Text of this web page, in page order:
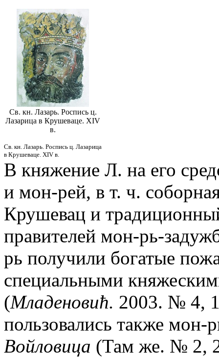
Св. кн. Лазарь. Роспись ц.
Лазарица в Крушеваце. XIV
в.
Св. кн. Лазарь. Роспись ц. Лазарица
в Крушеваце. XIV в.
В княжение Л. на его
и мон-рей, в т. ч.
Крушевац и
правителей мон-рь-
рь получили богатые
специальными
(Младеновић. 2003. № 4,
пользовались также мон-
Войловица (Там же. № 2,